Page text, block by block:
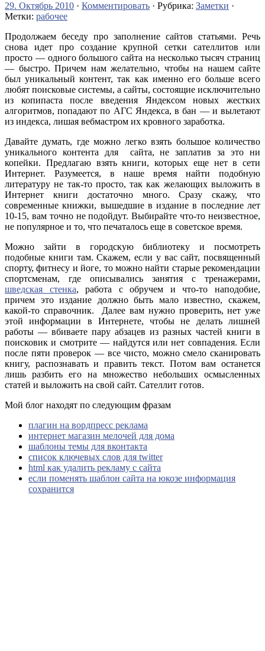
29. Октябрь 2010 · Комментировать · Рубрика: Заметки ·
Метки: рабочее
Продолжаем беседу про заполнение сайтов статьями. Речь
снова идет про создание крупной сетки сателлитов или
просто — одного большого сайта на несколько тысяч страниц
— быстро. Причем нам желательно, чтобы на нашем сайте
был уникальный контент, так как именно его больше всего
любят поисковые системы, а сайты, состоящие исключительно
из копипаста после введения Яндексом новых жестких
алгоритмов, попадают по АГС Яндекса, в бан — и вылетают
из индекса, лишая вебмастром их кровного заработка.
Давайте думать, где можно легко взять большое количество
уникального контента для сайта, не заплатив за это ни
копейки. Предлагаю взять книги, которых еще нет в сети
Интернет. Разумеется, в наше время найти подобную
литературу не так-то просто, так как желающих выложить в
Интернет книги достаточно много. Сразу скажу, что
современные книжки, вышедшие в издание в последние лет
10-15, вам точно не подойдут. Выбирайте что-то неизвестное,
не популярное и то, что печаталось еще в советское время.
Можно зайти в городскую библиотеку и посмотреть
подобные книги там. Скажем, если у вас сайт, посвященный
спорту, фитнесу и йоге, то можно найти старые рекомендации
спортсменам, где описывались занятия с тренажерами,
шведская стенка, работа с обручем и что-то наподобие,
причем это издание должно быть мало известно, скажем,
какой-то справочник. Далее вам нужно проверить, нет уже
этой информации в Интернете, чтобы не делать лишней
работы — вбиваете пару абзацев из разных частей книги в
поисковик и смотрите — найдутся или нет совпадения. Если
после пяти проверок — все чисто, можно смело сканировать
книгу, распознавать и править текст. Потом вам останется
лишь разбить его на множество небольших осмысленных
статей и выложить на свой сайт. Сателлит готов.
Мой блог находят по следующим фразам
плагин на вордпресс реклама
интернет магазин мелочей для дома
шаблоны темы для вконтакта
список ключевых слов для twitter
html как удалить рекламу с сайта
если поменять шаблон сайта на юкозе информация
сохранится